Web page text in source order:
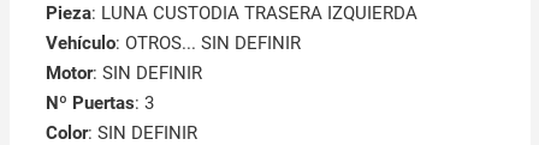
Pieza: LUNA CUSTODIA TRASERA IZQUIERDA
Vehículo: OTROS... SIN DEFINIR
Motor: SIN DEFINIR
Nº Puertas: 3
Color: SIN DEFINIR